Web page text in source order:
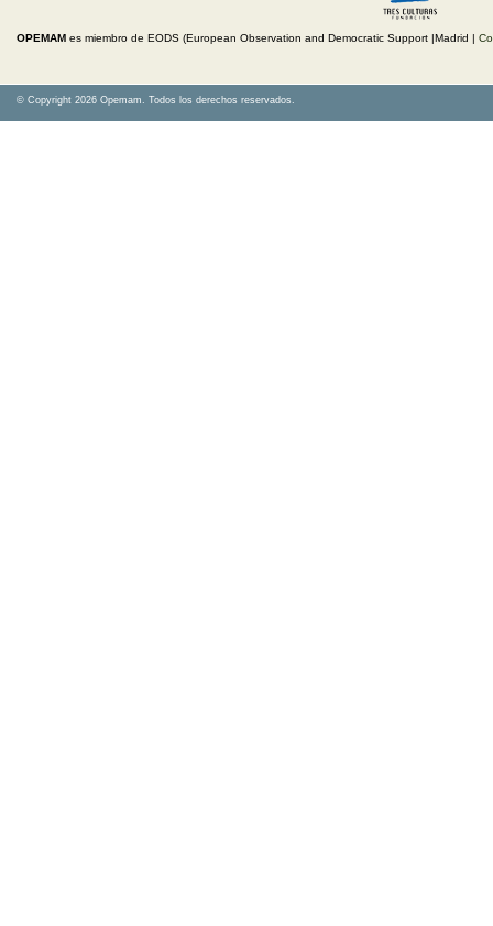
OPEMAM es miembro de EODS (European Observation and Democratic Support |Madrid |
© Copyright 2026 Opemam. Todos los derechos reservados.